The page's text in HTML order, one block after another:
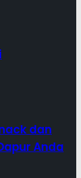
dan
Anda